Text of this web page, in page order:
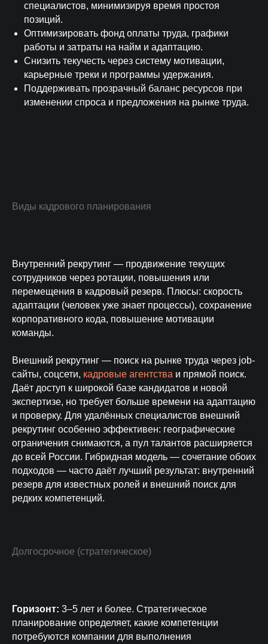
специалистов, минимизируя время простоя
позиций.
Оптимизировать фонд оплаты труда, графики
работы и затраты на найм и адаптацию.
Снизить текучесть через систему мотивации,
карьерные треки и программы удержания.
Поддерживать прозрачный баланс ресурсов при
изменении спроса и предложения на рынке труда.
Виды кадрового планирования
Внутренний рекрутинг — продвижение текущих
сотрудников через ротации, повышения или
перемещения в кадровый резерв. Плюсы: скорость
адаптации (человек уже знает процессы), сохранение
корпоративного кода, повышение мотивации
команды.
Внешний рекрутинг — поиск на рынке труда через job-
сайты, соцсети, кадровые агентства и прямой поиск.
Даёт доступ к широкой базе кандидатов и новой
экспертизе, но требует больше времени на адаптацию
и проверку. Для удалённых специалистов внешний
рекрутинг особенно эффективен: географические
ограничения снимаются, а пул талантов расширяется
до всей России. Гибридная модель — сочетание обоих
подходов — часто даёт лучший результат: внутренний
резерв для известных ролей и внешний поиск для
редких компетенций.
Долгосрочное (стратегическое)
Горизонт: 3–5 лет и более. Стратегическое
планирование определяет, какие компетенции
потребуются компании для выполнения